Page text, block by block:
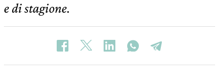
e di stagione.